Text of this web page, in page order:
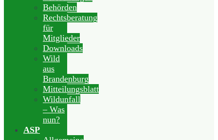
Behörden
Rechtsberatung
für
Mitglieder
Downloads
Wild
aus
Brandenburg
Mitteilungsblatt
Wildunfall
– Was
nun?
ASP